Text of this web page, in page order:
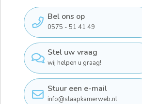
Bel ons op
0575 - 51 41 49
Stel uw vraag
wij helpen u graag!
Stuur een e-mail
info@slaapkamerweb.nl